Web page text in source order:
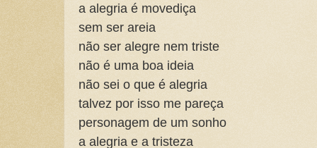
a alegria é movediça
sem ser areia
não ser alegre nem triste
não é uma boa ideia
não sei o que é alegria
talvez por isso me pareça
personagem de um sonho
a alegria e a tristeza